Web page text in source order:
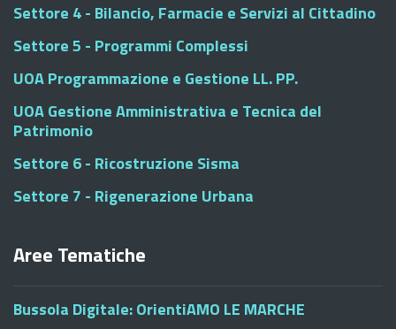
Settore 4 - Bilancio, Farmacie e Servizi al Cittadino
Settore 5 - Programmi Complessi
UOA Programmazione e Gestione LL. PP.
UOA Gestione Amministrativa e Tecnica del
Patrimonio
Settore 6 - Ricostruzione Sisma
Settore 7 - Rigenerazione Urbana
Aree Tematiche
Bussola Digitale: OrientiAMO LE MARCHE